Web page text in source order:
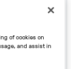
of cookies on
and assist in